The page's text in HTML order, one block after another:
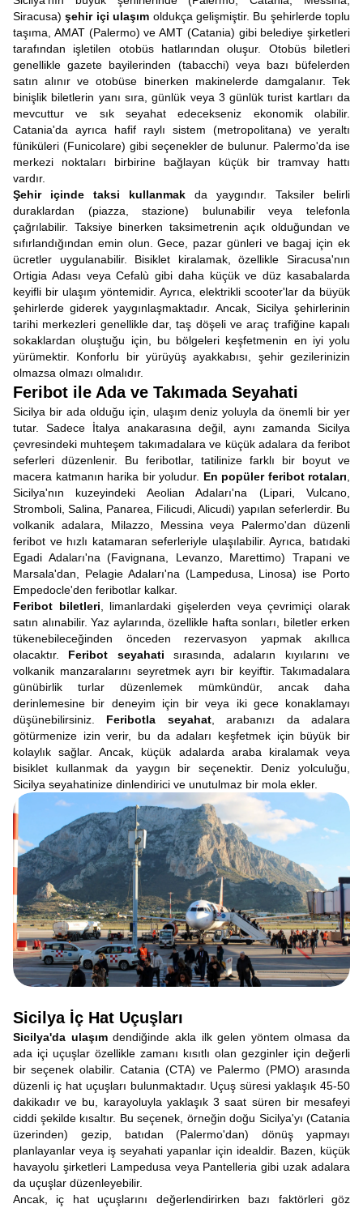
Siracusa)şehir içi ulaşım oldukça gelişmiştir. Bu şehirlerde toplu
taşıma, AMAT (Palermo) ve AMT (Catania) gibi belediye şirketleri
tarafından işletilen otobüs hatlarından oluşur. Otobüs biletleri
genellikle gazete bayilerinden (tabacchi) veya bazı büfelerden
satın alınır ve otobüse binerken makinelerde damgalanır. Tek
binişlik biletlerin yanı sıra, günlük veya 3 günlük turist kartları da
mevcuttur ve sık seyahat edecekseniz ekonomik olabilir.
Catania'da ayrıca hafif raylı sistem (metropolitana) ve yeraltı
füniküleri (Funicolare) gibi seçenekler de bulunur. Palermo'da ise
merkezi noktaları birbirine bağlayan küçük bir tramvay hattı
vardır.
Şehir içinde taksi kullanmak da yaygındır. Taksiler belirli
duraklardan (piazza, stazione) bulunabilir veya telefonla
çağrılabilir. Taksiye binerken taksimetrenin açık olduğundan ve
sıfırlandığından emin olun. Gece, pazar günleri ve bagaj için ek
ücretler uygulanabilir. Bisiklet kiralamak, özellikle Siracusa'nın
Ortigia Adası veya Cefalù gibi daha küçük ve düz kasabalarda
keyifli bir ulaşım yöntemidir. Ayrıca, elektrikli scooter'lar da büyük
şehirlerde giderek yaygınlaşmaktadır. Ancak, Sicilya şehirlerinin
tarihi merkezleri genellikle dar, taş döşeli ve araç trafiğine kapalı
sokaklardan oluştuğu için, bu bölgeleri keşfetmenin en iyi yolu
yürümektir. Konforlu bir yürüyüş ayakkabısı, şehir gezilerinizin
olmazsa olmazı olmalıdır.
Feribot ile Ada ve Takımada Seyahati
Sicilya bir ada olduğu için, ulaşım deniz yoluyla da önemli bir yer
tutar. Sadece İtalya anakarasına değil, aynı zamanda Sicilya
çevresindeki muhteşem takımadalara ve küçük adalara da feribot
seferleri düzenlenir. Bu feribotlar, tatilinize farklı bir boyut ve
macera katmanın harika bir yoludur. En popüler feribot rotaları
Sicilya'nın kuzeyindeki Aeolian Adaları'na (Lipari, Vulcano,
Stromboli, Salina, Panarea, Filicudi, Alicudi) yapılan seferlerdir. Bu
volkanik adalara, Milazzo, Messina veya Palermo'dan düzenli
feribot ve hızlı katamaran seferleriyle ulaşılabilir. Ayrıca, batıdaki
Egadi Adaları'na (Favignana, Levanzo, Marettimo) Trapani ve
Marsala'dan, Pelagie Adaları'na (Lampedusa, Linosa) ise Porto
Empedocle'den feribotlar kalkar.
Feribot biletleri , limanlardaki gişelerden veya çevrimiçi olarak
satın alınabilir. Yaz aylarında, özellikle hafta sonları, biletler erken
tükenebileceğinden önceden rezervasyon yapmak akıllıca
olacaktır. Feribot seyahati sırasında, adaların kıyılarını ve
volkanik manzaralarını seyretmek ayrı bir keyiftir. Takımadalara
günübirlik turlar düzenlemek mümkündür, ancak daha
derinlemesine bir deneyim için bir veya iki gece konaklamayı
düşünebilirsiniz. Feribotla seyahat, arabanızı da adalara
götürmenize izin verir, bu da adaları keşfetmek için büyük bir
kolaylık sağlar. Ancak, küçük adalarda araba kiralamak veya
bisiklet kullanmak da yaygın bir seçenektir. Deniz yolculuğu,
Sicilya seyahatinize dinlendirici ve unutulmaz bir mola ekler.
Sicilya İç Hat Uçuşları
Sicilya'da ulaşımdendiğinde akla ilk gelen yöntem olmasa da
ada içi uçuşlar özellikle zamanı kısıtlı olan gezginler için değerli
bir seçenek olabilir. Catania (CTA) ve Palermo (PMO) arasında
düzenli iç hat uçuşları bulunmaktadır. Uçuş süresi yaklaşık 45-50
dakikadır ve bu, karayoluyla yaklaşık 3 saat süren bir mesafeyi
ciddi şekilde kısaltır. Bu seçenek, örneğin doğu Sicilya'yı (Catania
üzerinden) gezip, batıdan (Palermo'dan) dönüş yapmayı
planlayanlar veya iş seyahati yapanlar için idealdir. Bazen, küçük
havayolu şirketleri Lampedusa veya Pantelleria gibi uzak adalara
da uçuşlar düzenleyebilir.
Ancak, iç hat uçuşlarını değerlendirirken bazı faktörleri göz